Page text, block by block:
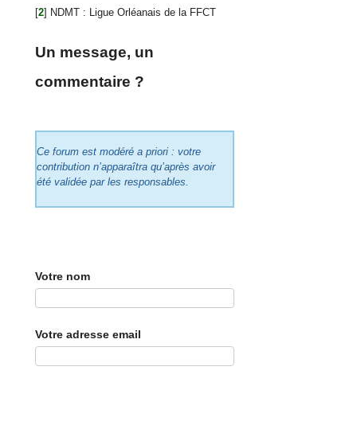
[2] NDMT : Ligue Orléanais de la FFCT
Un message, un
commentaire ?
Ce forum est modéré a priori : votre
contribution n’apparaîtra qu’après avoir
été validée par les responsables.
Votre nom
Votre adresse email